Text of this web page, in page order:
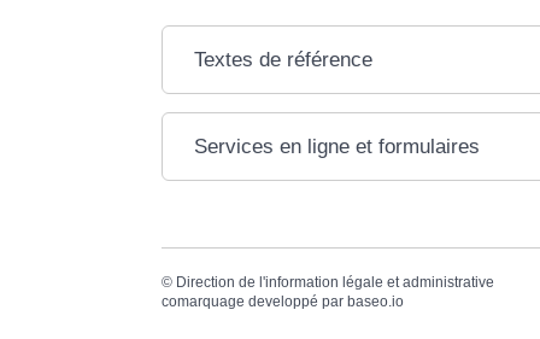
Textes de référence
Services en ligne et formulaires
© Direction de l'information légale et administrative
comarquage developpé par baseo.io